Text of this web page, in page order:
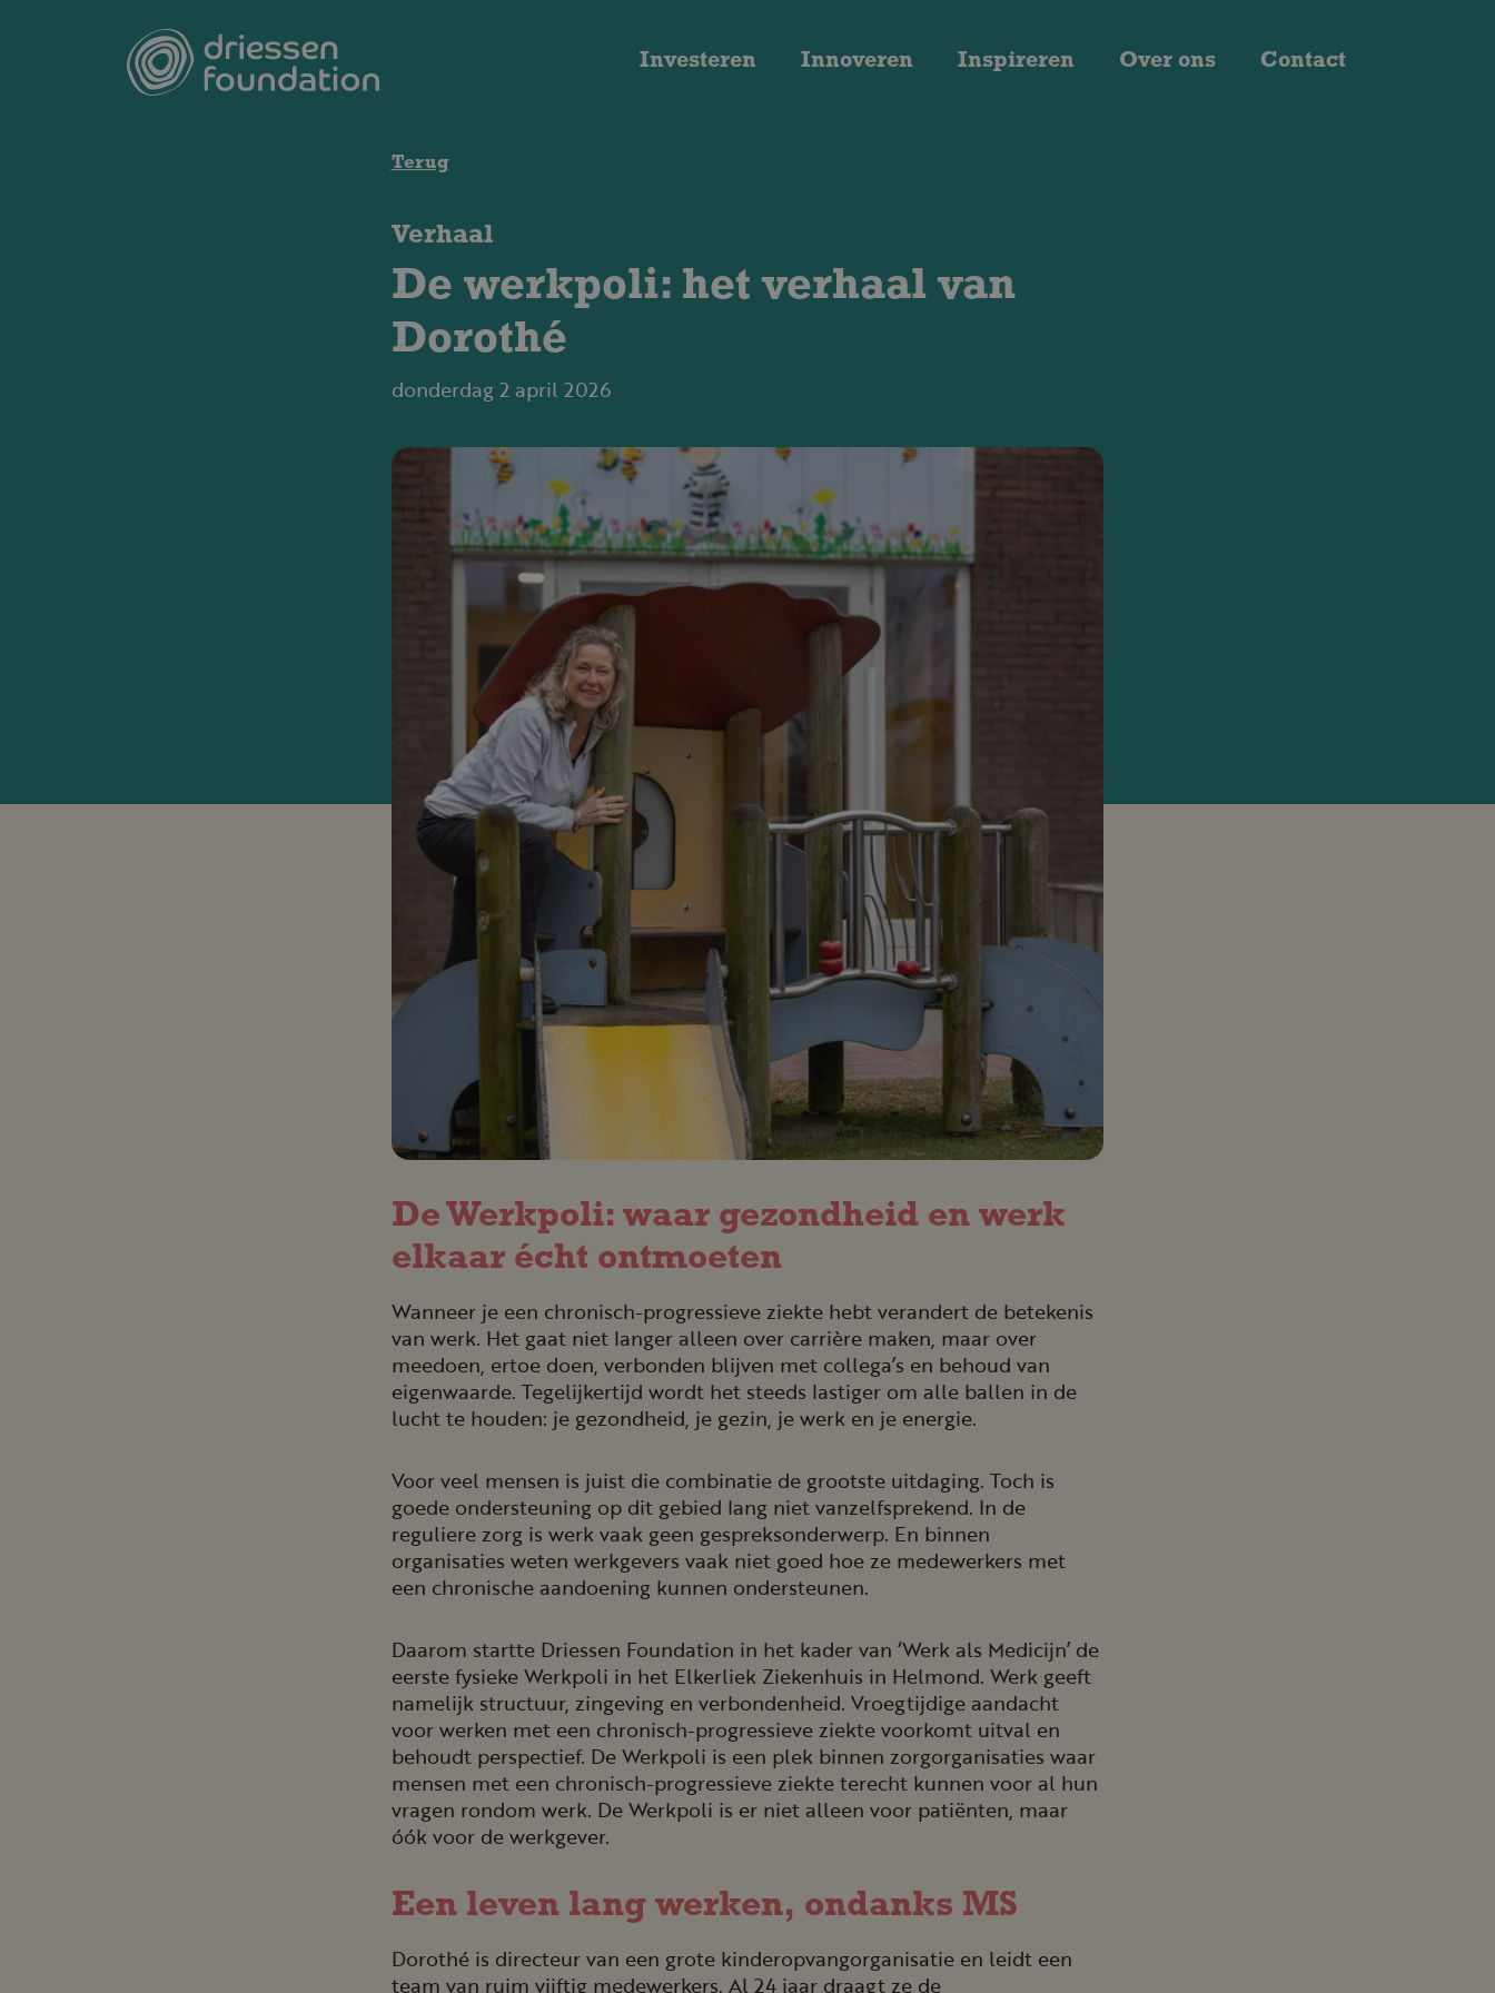
Investeren Innoveren Inspireren Over ons Contact
Terug
Verhaal
De werkpoli: het verhaal van
Dorothé
donderdag 2 april 2026
De Werkpoli: waar gezondheid en werk
elkaar écht ontmoeten
Wanneer je een chronisch-progressieve ziekte hebt verandert de betekenis
van werk. Het gaat niet langer alleen over carrière maken, maar over
meedoen, ertoe doen, verbonden blijven met collega’s en behoud van
eigenwaarde. Tegelijkertijd wordt het steeds lastiger om alle ballen in de
lucht te houden: je gezondheid, je gezin, je werk en je energie.
Voor veel mensen is juist die combinatie de grootste uitdaging. Toch is
goede ondersteuning op dit gebied lang niet vanzelfsprekend. In de
reguliere zorg is werk vaak geen gespreksonderwerp. En binnen
organisaties weten werkgevers vaak niet goed hoe ze medewerkers met
een chronische aandoening kunnen ondersteunen.
Daarom startte Driessen Foundation in het kader van ‘Werk als Medicijn’ de
eerste fysieke Werkpoli in het Elkerliek Ziekenhuis in Helmond. Werk geeft
namelijk structuur, zingeving en verbondenheid. Vroegtijdige aandacht
voor werken met een chronisch-progressieve ziekte voorkomt uitval en
behoudt perspectief. De Werkpoli is een plek binnen zorgorganisaties waar
mensen met een chronisch-progressieve ziekte terecht kunnen voor al hun
vragen rondom werk. De Werkpoli is er niet alleen voor patiënten, maar
óók voor de werkgever.
Een leven lang werken, ondanks MS
Dorothé is directeur van een grote kinderopvangorganisatie en leidt een
team van ruim vijftig medewerkers. Al 24 jaar draagt ze de